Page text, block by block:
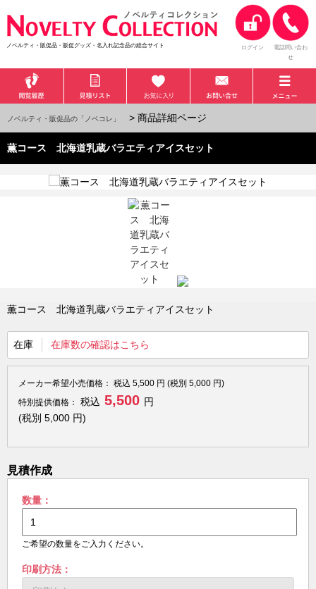
ノベルティ・販促品・販促グッズ・名入れ記念品の総合サイト ログイン
電話問い合わ
せ
ノベルティ・販促品の「ノベコレ」 > 商品詳細ページ
薫コース 北海道乳蔵バラエティアイスセット
薫コース 北海道乳蔵バラエティアイスセット
在庫 在庫数の確認はこちら
メーカー希望小売価格： 税込 5,500 円 (税別 5,000 円)
特別提供価格：
税込 5,500 円
(税別 5,000 円)
見積作成
数量：
ご希望の数量をご入力ください。
印刷方法：